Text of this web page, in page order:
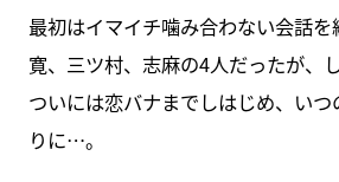
最初はイマイチ噛み合わない会話を
寛、三ツ村、志麻の4人だったが、
ついには恋バナまでしはじめ、い
りに…。